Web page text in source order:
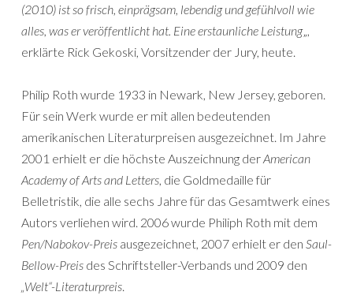
(2010) ist so frisch, einprägsam, lebendig und gefühlvoll wie
alles, was er veröffentlicht hat. Eine erstaunliche Leistung„,
erklärte Rick Gekoski, Vorsitzender der Jury, heute.
Philip Roth wurde 1933 in Newark, New Jersey, geboren.
Für sein Werk wurde er mit allen bedeutenden
amerikanischen Literaturpreisen ausgezeichnet. Im Jahre
2001 erhielt er die höchste Auszeichnung derAmerican
Academy of Arts and Letters, die Goldmedaille für
Belletristik, die alle sechs Jahre für das Gesamtwerk eines
Autors verliehen wird. 2006 wurde Philiph Roth mit dem
Pen/Nabokov-Preis ausgezeichnet, 2007 erhielt er den Saul-
Bellow-Preis des Schriftsteller-Verbands und 2009 den
„Welt“-Literaturpreis.